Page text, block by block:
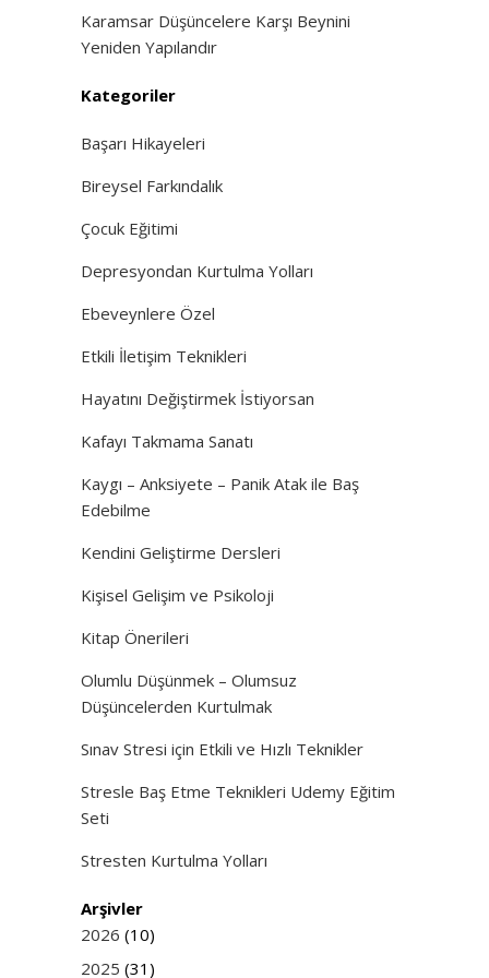
Karamsar Düşüncelere Karşı Beynini
Yeniden Yapılandır
Kategoriler
Başarı Hikayeleri
Bireysel Farkındalık
Çocuk Eğitimi
Depresyondan Kurtulma Yolları
Ebeveynlere Özel
Etkili İletişim Teknikleri
Hayatını Değiştirmek İstiyorsan
Kafayı Takmama Sanatı
Kaygı – Anksiyete – Panik Atak ile Baş
Edebilme
Kendini Geliştirme Dersleri
Kişisel Gelişim ve Psikoloji
Kitap Önerileri
Olumlu Düşünmek – Olumsuz
Düşüncelerden Kurtulmak
Sınav Stresi için Etkili ve Hızlı Teknikler
Stresle Baş Etme Teknikleri Udemy Eğitim
Seti
Stresten Kurtulma Yolları
Arşivler
2026 (10)
2025 (31)